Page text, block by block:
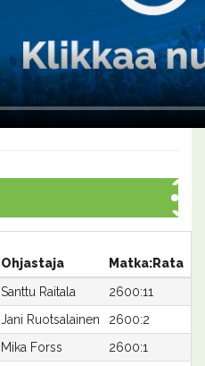
Ohjastaja Matka:Rata
Santtu Raitala 2600:11
Jani Ruotsalainen 2600:2
Mika Forss 2600:1